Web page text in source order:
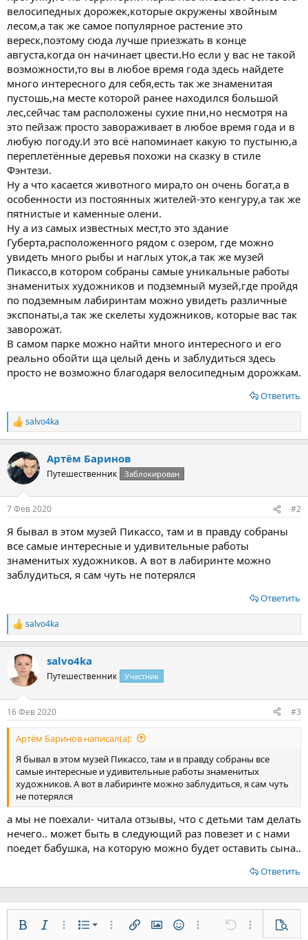
велосипедных дорожек,которые окружены хвойным
лесом,а так же самое популярное растение это
вереск,поэтому сюда лучше приезжать в конце
августа,когда он начинает цвести.Но если у вас не такой
возможности,то вы в любое время года здесь найдете
много интересного для себя,есть так же знаменитая
пустошь,на месте которой ранее находился большой
лес,сейчас там расположены сухие пни,но несмотря на
это пейзаж просто завораживает в любое время года и в
любую погоду.И это всё напоминает какую то пустыню,а
переплетённые деревья похожи на сказку в стиле
Фэнтези.
Ну а что касается животного мира,то он очень богат,а в
особенности из постоянных жителей-это кенгуру,а так же
пятнистые и каменные олени.
Ну а из самых известных мест,то это здание
Губерта,расположенного рядом с озером, где можно
увидеть много рыбы и наглых уток,а так же музей
Пикассо,в котором собраны самые уникальные работы
знаменитых художников и подземный музей,где пройдя
по подземным лабиринтам можно увидеть различные
экспонаты,а так же скелеты художников, которые вас так
заворожат.
В самом парке можно найти много интересного и его
реально обойти ща целый день и заблудиться здесь
просто не возможно благодаря велосипедным дорожкам.
Ответить
Р
е
к
ц
и
salvo4ka
Артём Баринов
Путешественник Заблокирован
7 Фев 2020 #2
Я бывал в этом музей Пикассо, там и в правду собраны
все самые интересные и удивительные работы
знаменитых художников. А вот в лабиринте можно
заблудиться, я сам чуть не потерялся
Ответить
Р
е
к
ц
и
salvo4ka
salvo4ka
Путешественник Участник
16 Фев 2020 #3
Артём Баринов написал(а):
Я бывал в этом музей Пикассо, там и в правду собраны все
самые интересные и удивительные работы знаменитых
художников. А вот в лабиринте можно заблудиться, я сам чуть
не потерялся
а мы не поехали- читала отзывы, что с детьми там делать
нечего.. может быть в следующий раз повезет и с нами
поедет бабушка, на которую можно будет оставить сына..
Ответить
ЖирныйКурсивДополнительно...
СписокНумерованный список
Дополнительно...
Вставить ссылку
Вставить изображение
СмайлыДополнительно...
Отменить